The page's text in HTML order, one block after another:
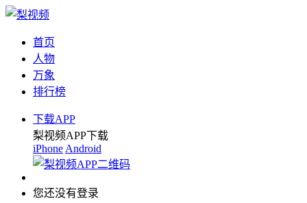
首页
人物
万象
排行榜
下载APP
梨视频APP下载
iPhone Android
您还没有登录